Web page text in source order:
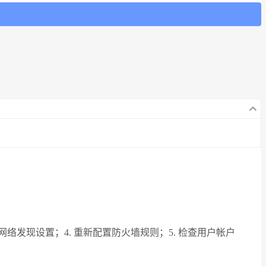
发现设置；4. 重新配置防火墙规则；5. 检查用户帐户